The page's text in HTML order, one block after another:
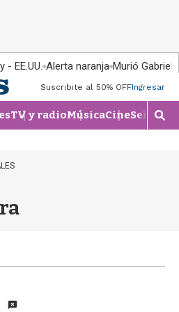
- EE.UU. Alerta naranja Murió Gabriel
Suscribite al 50% OFFIngresar
TV y radioMúsicaCineSeries
M
o